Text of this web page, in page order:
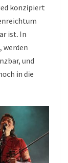
konzipiert
ist. In
werden
und
in die